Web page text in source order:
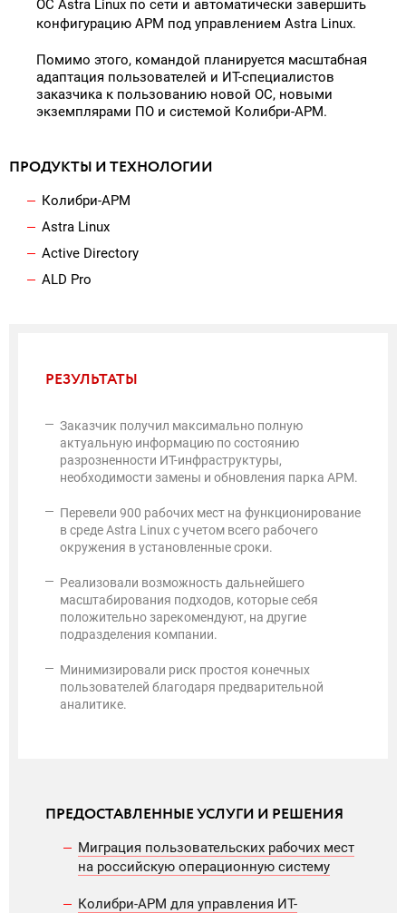
ОС Astra Linux по сети и автоматически завершить
конфигурацию АРМ под управлением Astra Linux.
Помимо этого, командой планируется масштабная
адаптация пользователей и ИТ-специалистов
заказчика к пользованию новой ОС, новыми
экземплярами ПО и системой Колибри-АРМ.
ПРОДУКТЫ И ТЕХНОЛОГИИ
Колибри-АРМ
Astra Linux
Active Directory
ALD Pro
РЕЗУЛЬТАТЫ
Заказчик получил максимально полную
актуальную информацию по состоянию
разрозненности ИТ-инфраструктуры,
необходимости замены и обновления парка АРМ.
Перевели 900 рабочих мест на функционирование
в среде Astra Linux с учетом всего рабочего
окружения в установленные сроки.
Реализовали возможность дальнейшего
масштабирования подходов, которые себя
положительно зарекомендуют, на другие
подразделения компании.
Минимизировали риск простоя конечных
пользователей благодаря предварительной
аналитике.
ПРЕДОСТАВЛЕННЫЕ УСЛУГИ И РЕШЕНИЯ
Миграция пользовательских рабочих мест
на российскую операционную систему
Колибри-АРМ для управления ИТ-